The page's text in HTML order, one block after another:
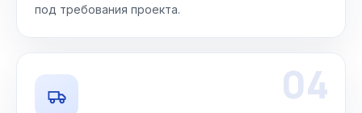
под требования проекта.
04